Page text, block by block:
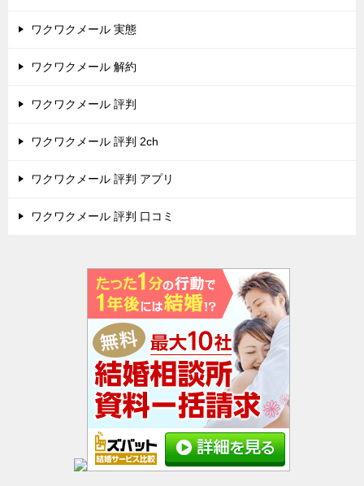
ワクワクメール 実態
ワクワクメール 解約
ワクワクメール 評判
ワクワクメール 評判 2ch
ワクワクメール 評判 アプリ
ワクワクメール 評判 口コミ